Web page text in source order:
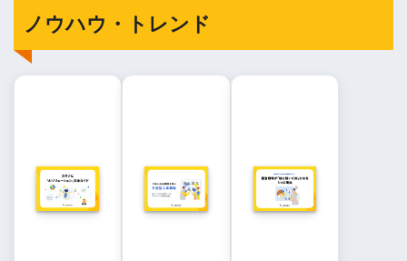
ノウハウ・トレンド